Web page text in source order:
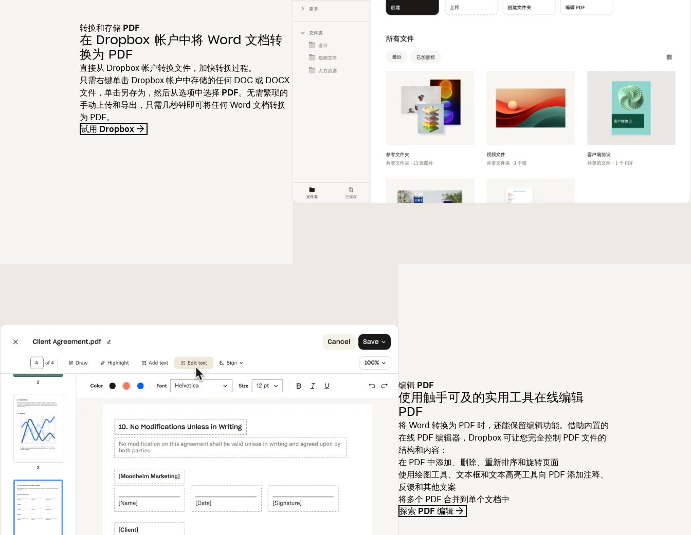
转换和存储 PDF
在 Dropbox 帐户中将 Word 文档转
换为 PDF
直接从 Dropbox 帐户转换文件，加快转换过程。
只需右键单击 Dropbox 帐户中存储的任何 DOC 或 DOCX
文件，单击另存为 ，然后从选项中选择 PDF。无需繁琐的
手动上传和导出，只需几秒钟即可将任何 Word 文档转换
为 PDF。
试用 Dropbox
编辑 PDF
使用触手可及的实用工具在线编辑
PDF
将 Word 转换为 PDF 时，还能保留编辑功能。借助内置的
在线 PDF 编辑器，Dropbox 可让您完全控制 PDF 文件的
结构和内容：
在 PDF 中添加、删除、重新排序和旋转页面
使用绘图工具、文本框和文本高亮工具向 PDF 添加注释、
反馈和其他文案
将多个 PDF 合并到单个文档中
探索 PDF 编辑